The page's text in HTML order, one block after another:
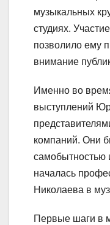
музыкальных
студиях.
позволило ему
внимание
Именно во
выступлений
компаний. Они
самобытностью
началась
Николаева в
Первые шаги в